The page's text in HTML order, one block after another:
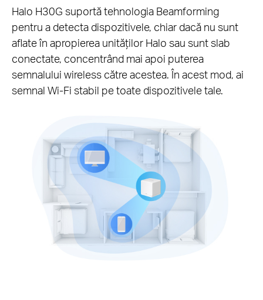
Halo H30G suportă tehnologia Beamforming
pentru a detecta dispozitivele, chiar dacă nu sunt
aflate în apropierea unităților Halo sau sunt slab
conectate, concentrând mai apoi puterea
semnalului wireless către acestea. În acest mod, ai
semnal Wi-Fi stabil pe toate dispozitivele tale.